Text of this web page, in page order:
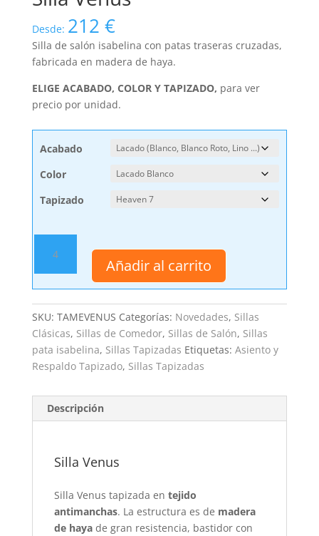
Desde: 212 €
Silla de salón isabelina con patas traseras cruzadas,
fabricada en madera de haya.
ELIGE ACABADO, COLOR Y TAPIZADO, para ver
precio por unidad.
Acabado
Color
Tapizado
Venus
cantidad
Añadir al carrito
SKU: TAMEVENUS Categorías: Novedades, Sillas
Clásicas, Sillas de Comedor, Sillas de Salón, Sillas
pata isabelina, Sillas Tapizadas Etiquetas: Asiento y
Respaldo Tapizado, Sillas Tapizadas
Descripción
Silla Venus
Silla Venus tapizada en tejido
antimanchas. La estructura es de madera
de hayade gran resistencia, bastidor con